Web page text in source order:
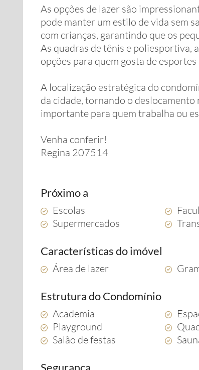
As opções de lazer são
pode manter um estilo de vida sem
com crianças, garantindo que os
As quadras de tênis e poliesportiva,
opções para quem gosta de
A localização estratégica do
da cidade, tornando o
importante para quem trabalha ou
Venha conferir!
Regina 207514
Próximo a
Escolas
Supermercados
Características do imóvel
Área de lazer
Estrutura do Condomínio
Academia
Playground
Salão de festas
Segurança